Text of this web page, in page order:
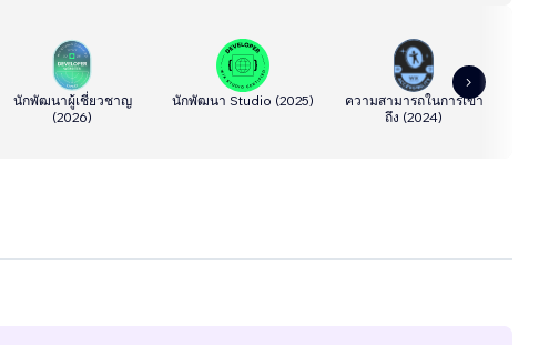
นักพัฒนาผู้เชี่ยวชาญ
(2026)
นักพัฒนา Studio (2025)
ความสามารถในการเข้า
ถึง (2024)